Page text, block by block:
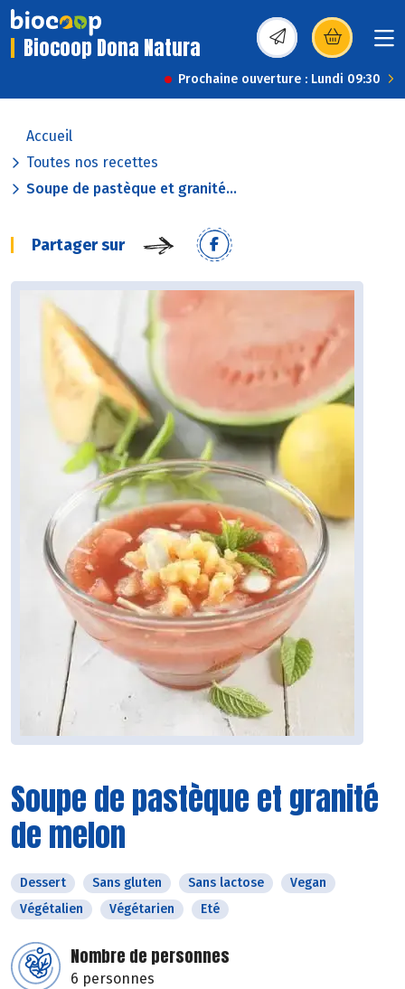
Biocoop Dona Natura (s’ouvre dans une
Prochaine ouverture : Lundi 09:30
Accueil
Toutes nos recettes
Soupe de pastèque et granité...
Partager sur
Soupe de pastèque et granité
de melon
Dessert Sans gluten Sans lactose
Vegan
Végétalien
Végétarien Eté
Nombre de personnes
6 personnes